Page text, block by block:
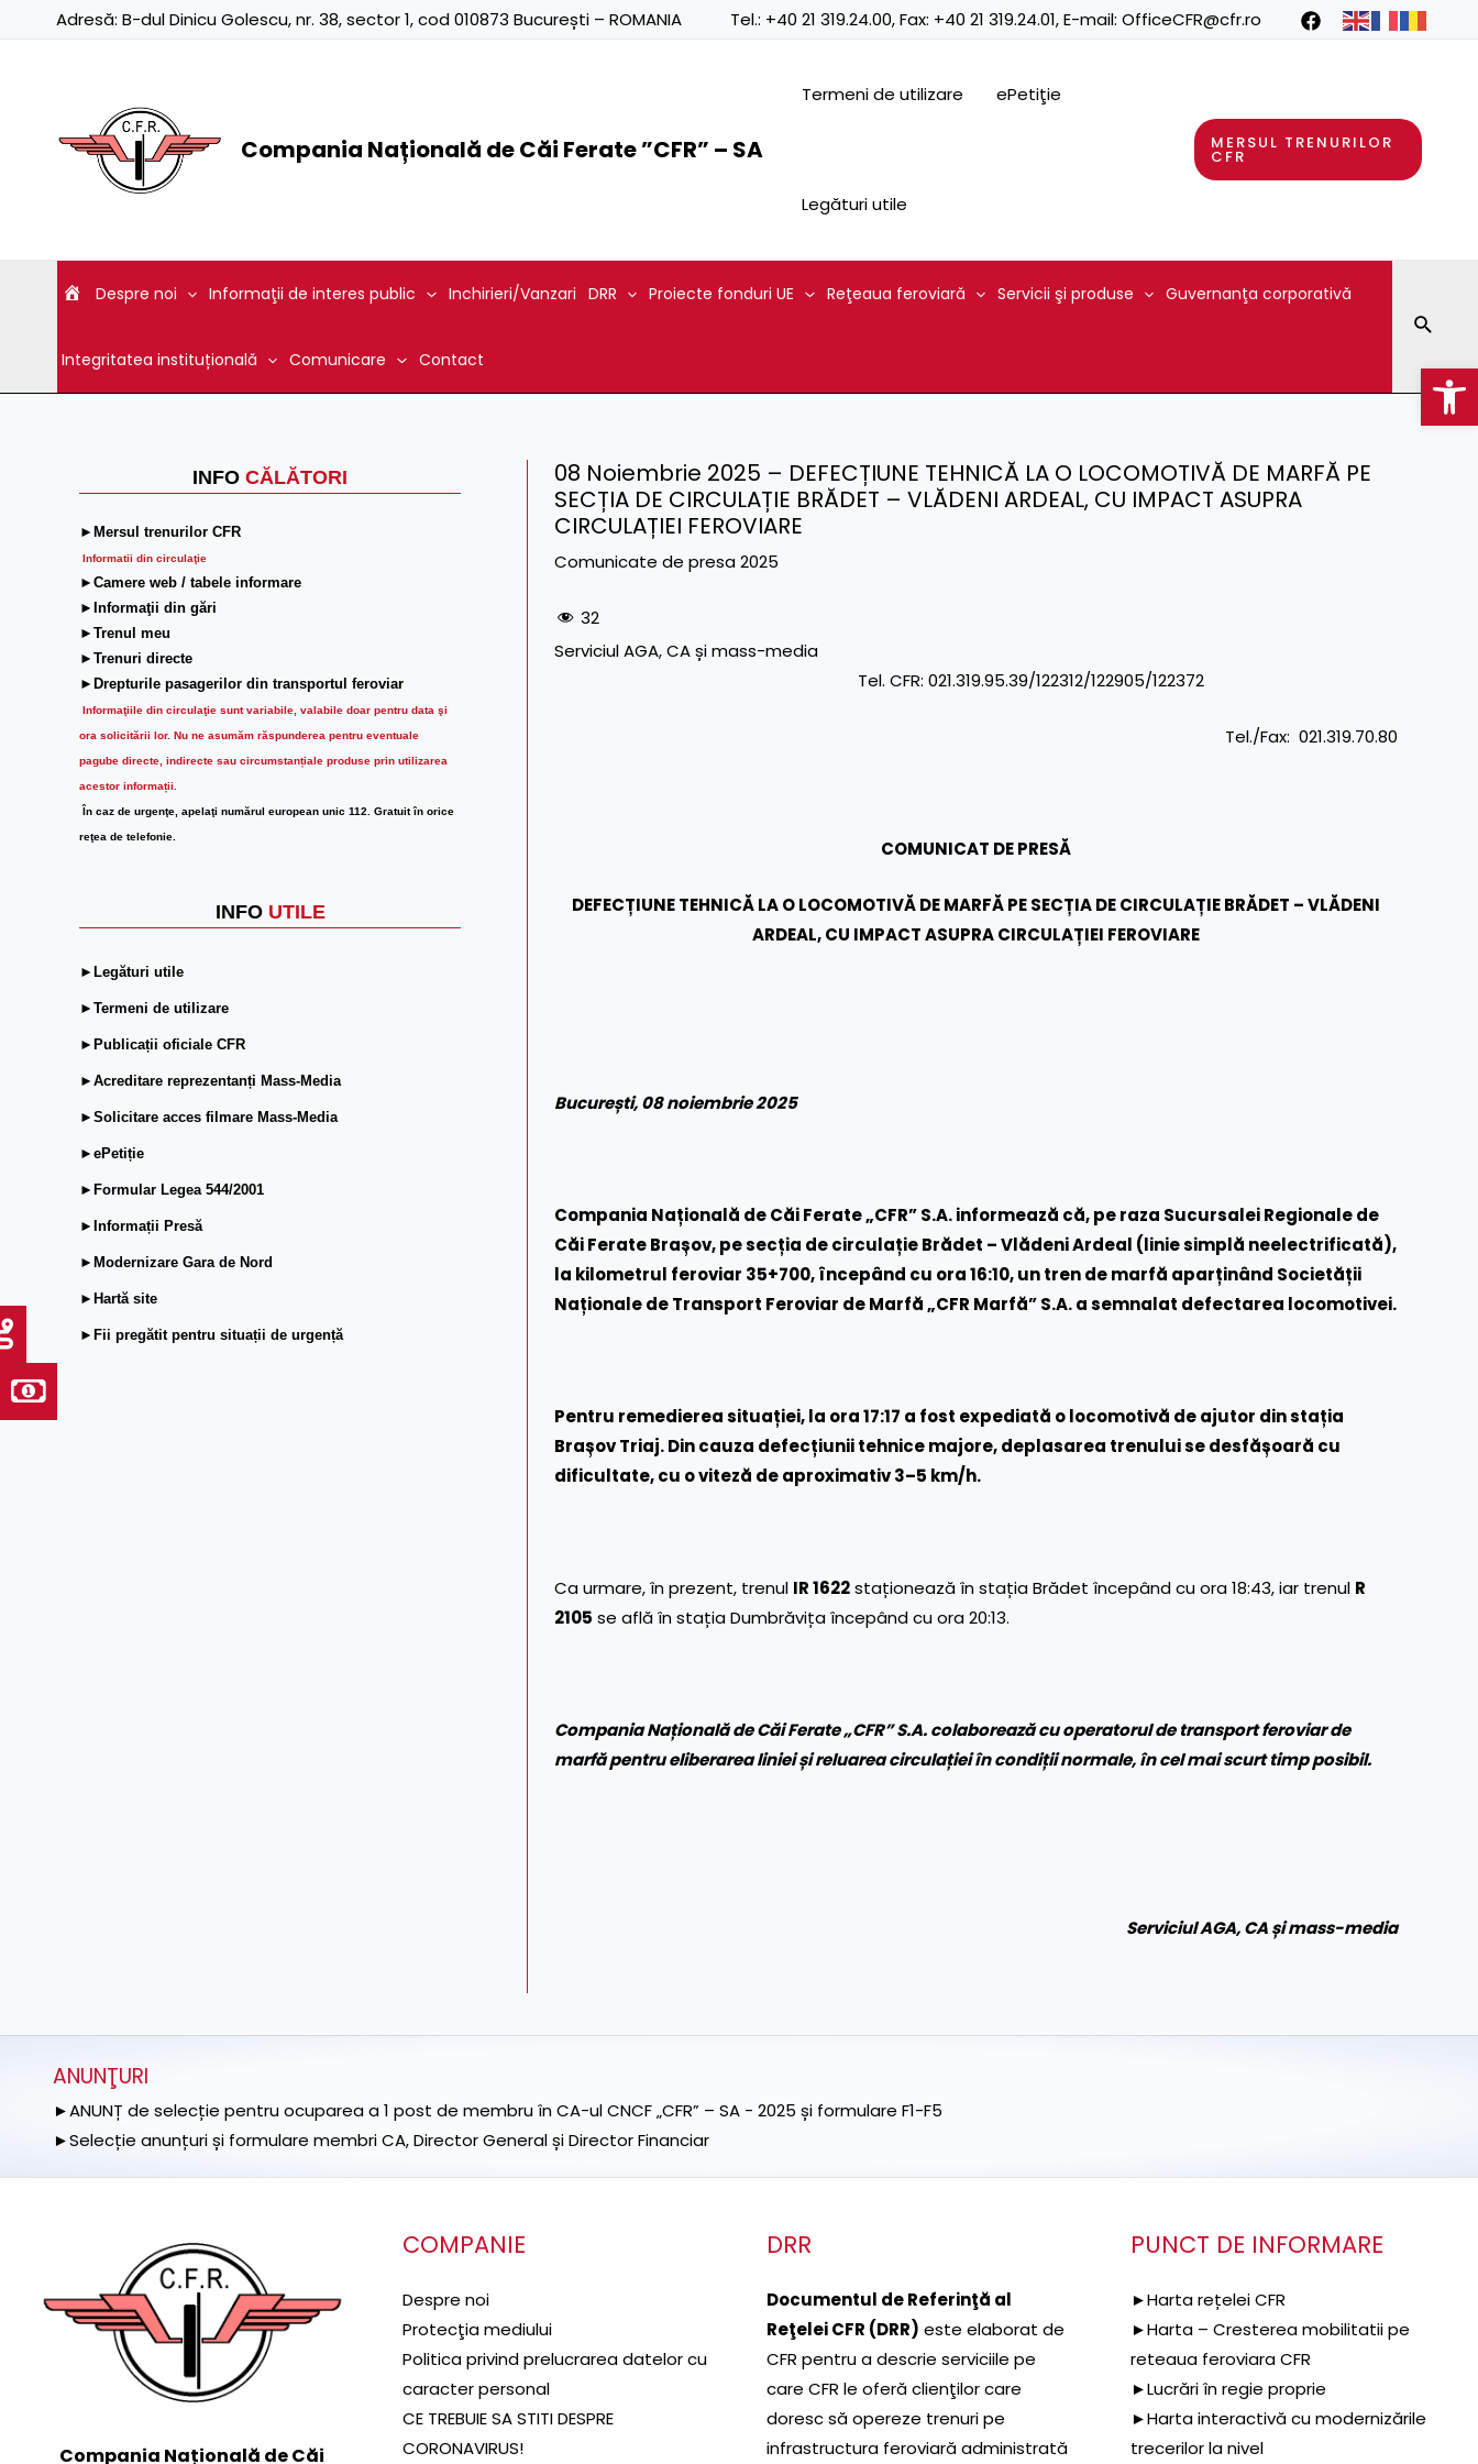
Adresă: B-dul Dinicu Golescu, nr. 38, sector 1, cod 010873 București – ROMANIA Tel.: +40 21 319.24.00, Fax: +40 21 319.24.01, E-mail: OfficeCFR@cfr.ro
Compania Națională de Căi Ferate ”CFR” – SA
Termeni de utilizare ePetiţie
Legături utile
MERSUL TRENURILOR
CFR
Despre noi Informaţii de interes public Inchirieri/Vanzari DRR Proiecte fonduri UE Reţeaua feroviară Servicii şi produse Guvernanţa corporativă
Integritatea instituțională Comunicare Contact
INFO CĂLĂTORI
►Mersul trenurilor CFR
Informatii din circulaţie
►Camere web / tabele informare
►Informaţii din gări
►Trenul meu
►Trenuri directe
►Drepturile pasagerilor din transportul feroviar
Informaţiile din circulaţie sunt variabile, valabile doar pentru data şi
ora solicitării lor. Nu ne asumăm răspunderea pentru eventuale
pagube directe, indirecte sau circumstanțiale produse prin utilizarea
acestor informații.
În caz de urgenţe, apelaţi numărul european unic 112. Gratuit în orice
reţea de telefonie.
INFO UTILE
►Legături utile
►Termeni de utilizare
►Publicații oficiale CFR
►Acreditare reprezentanți Mass-Media
►Solicitare acces filmare Mass-Media
►ePetiție
►Formular Legea 544/2001
►Informații Presă
►Modernizare Gara de Nord
►Hartă site
►Fii pregătit pentru situații de urgență
08 Noiembrie 2025 – DEFECȚIUNE TEHNICĂ LA O LOCOMOTIVĂ DE MARFĂ PE
SECȚIA DE CIRCULAȚIE BRĂDET – VLĂDENI ARDEAL, CU IMPACT ASUPRA
CIRCULAȚIEI FEROVIARE
Comunicate de presa 2025
32
Serviciul AGA, CA și mass-media
Tel. CFR: 021.319.95.39/122312/122905/122372
Tel./Fax: 021.319.70.80
COMUNICAT DE PRESĂ
DEFECȚIUNE TEHNICĂ LA O LOCOMOTIVĂ DE MARFĂ PE SECȚIA DE CIRCULAȚIE BRĂDET – VLĂDENI
ARDEAL, CU IMPACT ASUPRA CIRCULAȚIEI FEROVIARE
București, 08 noiembrie 2025
Compania Națională de Căi Ferate „CFR” S.A. informează că, pe raza Sucursalei Regionale de
Căi Ferate Brașov, pe secția de circulație Brădet – Vlădeni Ardeal (linie simplă neelectrificată),
la kilometrul feroviar 35+700, începând cu ora 16:10, un tren de marfă aparținând Societății
Naționale de Transport Feroviar de Marfă „CFR Marfă” S.A. a semnalat defectarea locomotivei.
Pentru remedierea situației, la ora 17:17 a fost expediată o locomotivă de ajutor din stația
Brașov Triaj. Din cauza defecțiunii tehnice majore, deplasarea trenului se desfășoară cu
dificultate, cu o viteză de aproximativ 3–5 km/h.
Ca urmare, în prezent, trenul IR 1622staționează în stația Brădet începând cu ora 18:43, iar trenul R
2105 se află în stația Dumbrăvița începând cu ora 20:13.
Compania Națională de Căi Ferate „CFR” S.A. colaborează cu operatorul de transport feroviar de
marfă pentru eliberarea liniei și reluarea circulației în condiții normale, în cel mai scurt timp posibil.
Serviciul AGA, CA și mass-media
ANUNŢURI
►ANUNȚ de selecție pentru ocuparea a 1 post de membru în CA-ul CNCF „CFR” – SA - 2025 și formulare F1-F5
►Selecție anunțuri și formulare membri CA, Director General și Director Financiar
Compania Națională de Căi
COMPANIE
Despre noi
Protecţia mediului
Politica privind prelucrarea datelor cu
caracter personal
CE TREBUIE SA STITI DESPRE
CORONAVIRUS!
DRR
Documentul de Referinţă al
Reţelei CFR (DRR) este elaborat de
CFR pentru a descrie serviciile pe
care CFR le oferă clienţilor care
doresc să opereze trenuri pe
infrastructura feroviară administrată
PUNCT DE INFORMARE
►Harta rețelei CFR
►Harta – Cresterea mobilitatii pe
reteaua feroviara CFR
►Lucrări în regie proprie
►Harta interactivă cu modernizările
trecerilor la nivel